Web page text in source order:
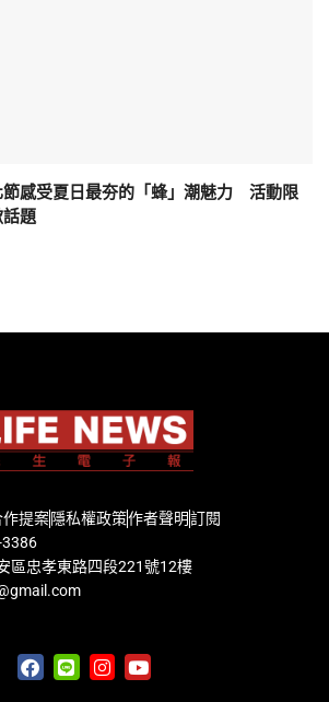
節感受夏日最夯的「蜂」潮魅力 活動限
題
作提案隱私權政策作者聲明訂閱
區忠孝東路四段221號12樓